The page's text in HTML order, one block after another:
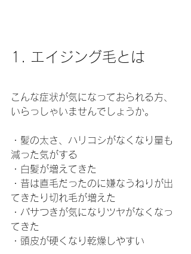
1. エイジング毛とは
こんな症状が気になっておられる方、
いらっしゃいませんでしょうか。
・髪の太さ、ハリコシがなくなり量も
減った気がする
・白髪が増えてきた
・昔は直毛だったのに嫌なうねりが出
てきたり切れ毛が増えた
・パサつきが気になりツヤがなくなっ
てきた
・頭皮が硬くなり乾燥しやすい